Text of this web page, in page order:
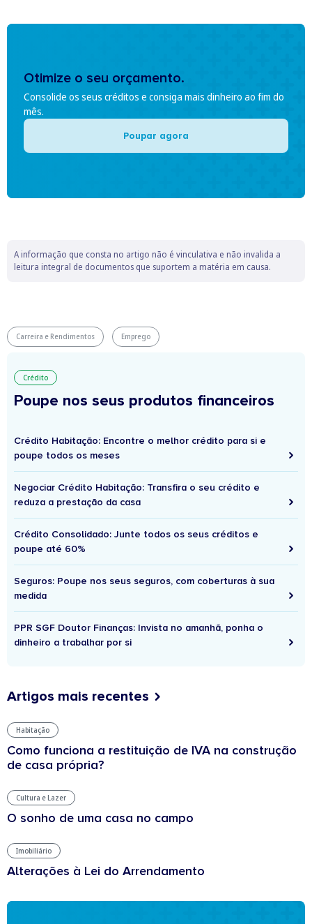
Otimize o seu orçamento.
Consolide os seus créditos e consiga mais dinheiro ao fim do
mês.
Poupar agora
A informação que consta no artigo não é vinculativa e não invalida a
leitura integral de documentos que suportem a matéria em causa.
Carreira e Rendimentos Emprego
Crédito
Poupe nos seus produtos financeiros
Crédito Habitação: Encontre o melhor crédito para si e
poupe todos os meses
Negociar Crédito Habitação: Transfira o seu crédito e
reduza a prestação da casa
Crédito Consolidado: Junte todos os seus créditos e
poupe até 60%
Seguros: Poupe nos seus seguros, com coberturas à sua
medida
PPR SGF Doutor Finanças: Invista no amanhã, ponha o
dinheiro a trabalhar por si
Artigos mais recentes
Habitação
Como funciona a restituição de IVA na construção
de casa própria?
Cultura e Lazer
O sonho de uma casa no campo
Imobiliário
Alterações à Lei do Arrendamento